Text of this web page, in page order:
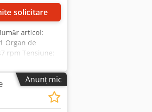
solicitare
articol:
Organ de
rpm Tensiune:
Anunț mic